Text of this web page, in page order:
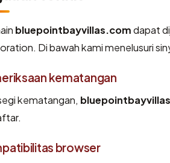
bluepointbayvillas.comdapat
Di bawah kami menelusuri
kematangan
kematangan,
browser